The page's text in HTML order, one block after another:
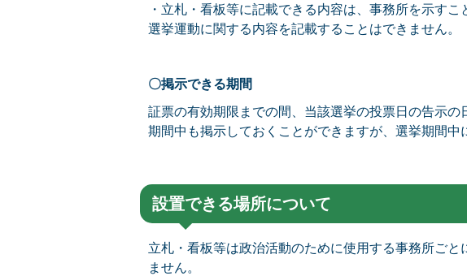
・立札・看板等に記載できる内容は、事務所を示すこ
選挙運動に関する内容を記載することはできません。
〇掲示できる期間
証票の有効期限までの間、当該選挙の投票日の告示
期間中も掲示しておくことができますが、選挙期間中
設置できる場所について
立札・看板等は政治活動のために使用する事務所ご
ません。